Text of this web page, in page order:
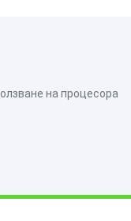
на процесора